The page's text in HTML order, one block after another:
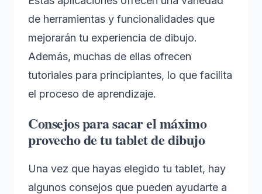
de herramientas y funcionalidades que
mejorarán tu experiencia de dibujo.
Además, muchas de ellas ofrecen
tutoriales para principiantes, lo que facilita
el proceso de aprendizaje.
Consejos para sacar el máximo
provecho de tu tablet de dibujo
Una vez que hayas elegido tu tablet, hay
algunos consejos que pueden ayudarte a